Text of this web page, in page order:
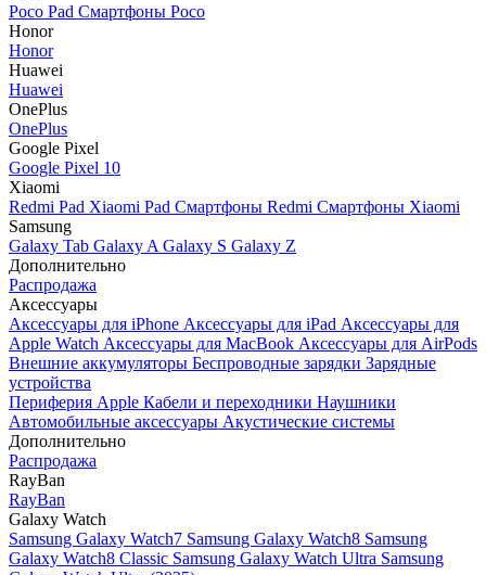
Poco Pad Смартфоны Poco
Honor
Honor
Huawei
Huawei
OnePlus
OnePlus
Google Pixel
Google Pixel 10
Xiaomi
Redmi Pad Xiaomi Pad Смартфоны Redmi Смартфоны Xiaomi
Samsung
Galaxy Tab Galaxy A Galaxy S Galaxy Z
Дополнительно
Распродажа
Аксессуары
Аксессуары для iPhone Аксессуары для iPad Аксессуары для
Apple Watch Аксессуары для MacBook Аксессуары для AirPods
Внешние аккумуляторы Беспроводные зарядки Зарядные
устройства
Периферия Apple Кабели и переходники Наушники
Автомобильные аксессуары Акустические системы
Дополнительно
Распродажа
RayBan
RayBan
Galaxy Watch
Samsung Galaxy Watch7 Samsung Galaxy Watch8 Samsung
Galaxy Watch8 Classic Samsung Galaxy Watch Ultra Samsung